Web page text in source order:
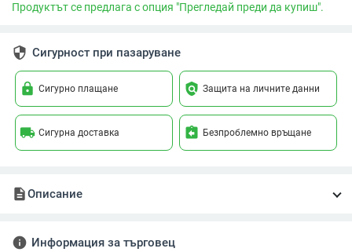
Продуктът се предлага с опция "Прегледай преди да купиш".
security Сигурност при пазаруване
lock Сигурно плащане policy Защита на личните данни
local_shipping Сигурна доставка assignment_return Безпроблемно връщане
descriptionОписание
info Информация за търговец